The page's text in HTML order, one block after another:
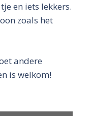
en iets lekkers.
zoals het
andere
is welkom!